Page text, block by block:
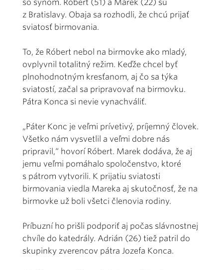
so synom. Róbert (51) a Marek (22) sú
z Bratislavy. Obaja sa rozhodli, že chcú prijať
sviatosť birmovania.
To, že Róbert nebol na birmovke ako mladý,
ovplyvnil totalitný režim. Keďže chcel byť
plnohodnotným kresťanom, aj čo sa týka
sviatostí, začal sa pripravovať na birmovku.
Pátra Konca si nevie vynachváliť.
„Páter Konc je veľmi prívetivý, príjemný človek.
Všetko nám vysvetlil a veľmi dobre nás
pripravil,“ hovorí Róbert. Marek dodáva, že aj
jemu veľmi pomáhalo spoločenstvo, ktoré
s pátrom vytvorili. K prijatiu sviatosti
birmovania viedla Mareka aj skutočnosť, že na
birmovke už boli všetci členovia rodiny.
Príbuzní ho prišli podporiť aj počas slávnostnej
chvíle do katedrály. Adrián (26) tiež patril do
skupinky zverencov pátra Jozefa Konca.